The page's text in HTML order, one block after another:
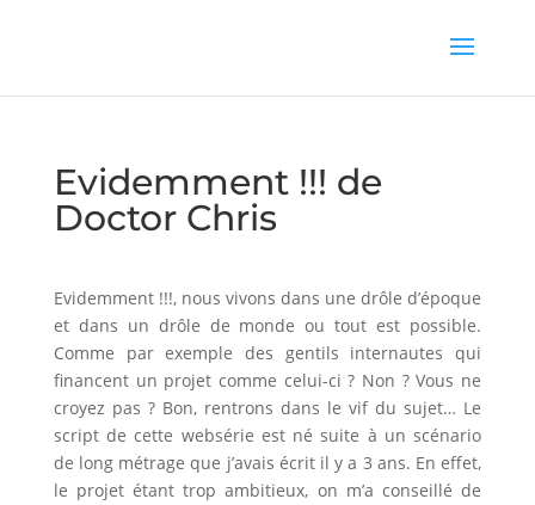
Evidemment !!! de
Doctor Chris
Evidemment !!!, nous vivons dans une drôle d’époque
et dans un drôle de monde ou tout est possible.
Comme par exemple des gentils internautes qui
financent un projet comme celui-ci ? Non ? Vous ne
croyez pas ? Bon, rentrons dans le vif du sujet… Le
script de cette websérie est né suite à un scénario
de long métrage que j’avais écrit il y a 3 ans. En effet,
le projet étant trop ambitieux, on m’a conseillé de